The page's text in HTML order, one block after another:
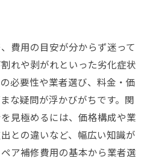
費用の目安が分からず迷って
れや剥がれといった劣化症状
必要性や業者選び、料金・価
な疑問が浮かびがちです。関
見極めるには、価格構成や業
との違いなど、幅広い知識が
ア補修費用の基本から業者選